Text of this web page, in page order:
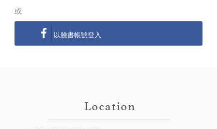
或
以臉書帳號登入